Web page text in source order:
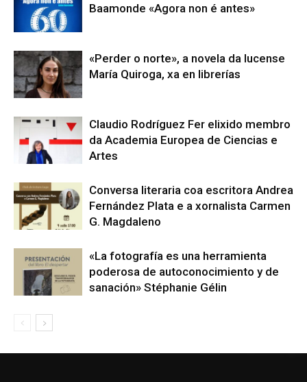
Baamonde «Agora non é antes»
«Perder o norte», a novela da lucense
María Quiroga, xa en librerías
Claudio Rodríguez Fer elixido membro
da Academia Europea de Ciencias e
Artes
Conversa literaria coa escritora Andrea
Fernández Plata e a xornalista Carmen
G. Magdaleno
«La fotografía es una herramienta
poderosa de autoconocimiento y de
sanación» Stéphanie Gélin